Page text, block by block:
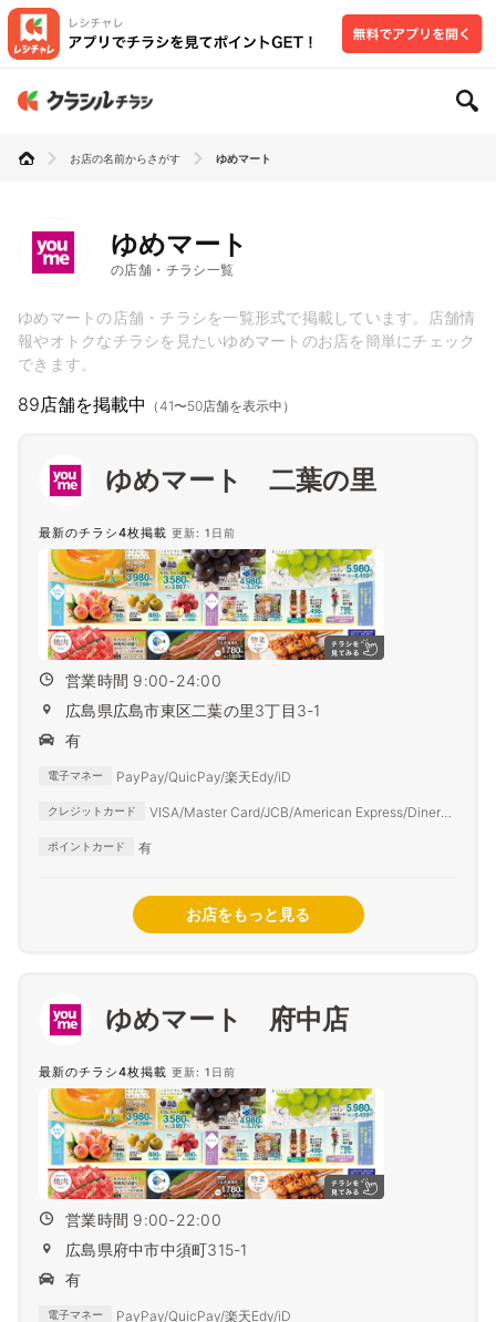
お店の名前からさがす ゆめマート
ゆめマート
の店舗・チラシ一覧
ゆめマートの店舗・チラシを一覧形式で掲載しています。店舗情
報やオトクなチラシを見たいゆめマートのお店を簡単にチェック
できます。
89店舗を掲載中 （41〜50店舗を表示中）
ゆめマート 二葉の里
最新のチラシ4枚掲載 更新: 1日前
営業時間 9:00-24:00
広島県広島市東区二葉の里3丁目3-1
有
電子マネー PayPay/QuicPay/楽天Edy/iD
クレジットカード
VISA/Master Card/JCB/American Express/Diners
ポイントカード 有
お店をもっと見る
ゆめマート 府中店
最新のチラシ4枚掲載 更新: 1日前
営業時間 9:00-22:00
広島県府中市中須町315-1
有
電子マネー PayPay/QuicPay/楽天Edy/iD